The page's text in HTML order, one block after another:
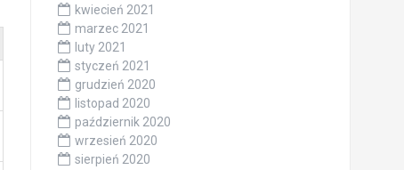
kwiecień 2021
marzec 2021
luty 2021
styczeń 2021
grudzień 2020
listopad 2020
październik 2020
wrzesień 2020
sierpień 2020